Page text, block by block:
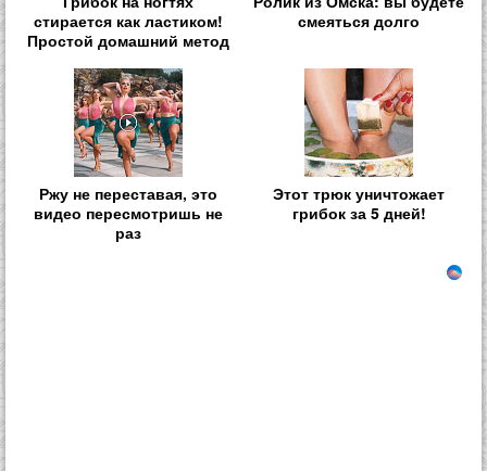
стирается как ластиком!
Простой домашний метод
смеяться долго
Ржу не переставая, это
видео пересмотришь не
раз
Этот трюк уничтожает
грибок за 5 дней!